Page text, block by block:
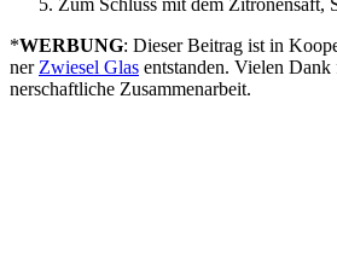
*WERBUNG: Die­ser Bei­trag ist in
ner Zwie­sel Glas ent­stan­den. Vie­len
ner­schaft­li­che Zusammenarbeit.